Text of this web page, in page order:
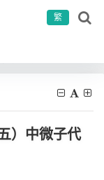
繁
）中微子代